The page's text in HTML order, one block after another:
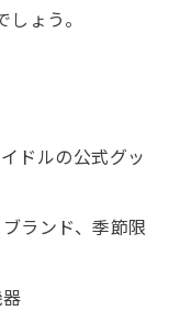
ょう。
ドルの公式グッ
ランド、季節限